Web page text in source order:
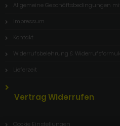
Allgemeine Geschäftsbedingungen
Impressum
Kontakt
Widerrufsbelehrung &
Lieferzeit
Vertrag Widerrufen
Cookie Einstellungen